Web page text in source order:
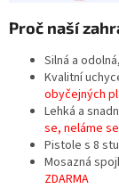
Proč naší
Silná a
Kvalitní
obyčejných
Lehká a
se, neláme se
Pistole s 8
Mosazná
ZDARMA